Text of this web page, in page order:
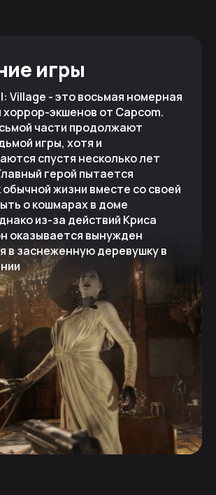
игры
Village - это восьмая номерная
хоррор-экшенов от Capcom.
части продолжают
игры, хотя и
спустя несколько лет
герой пытается
обычной жизни вместе со своей
о кошмарах в доме
из-за действий Криса
оказывается вынужден
в заснеженную деревушку в